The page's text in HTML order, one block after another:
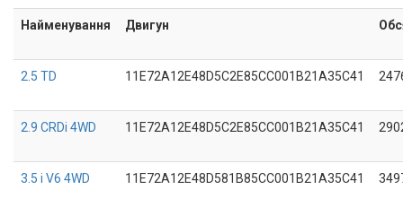
Найменування Двигун
2.5 TD 11E72A12E48D5C2E85CC001B21A35C41
2.9 CRDi 4WD 11E72A12E48D5C2E85CC001B21A35C41
3.5 i V6 4WD 11E72A12E48D581B85CC001B21A35C41